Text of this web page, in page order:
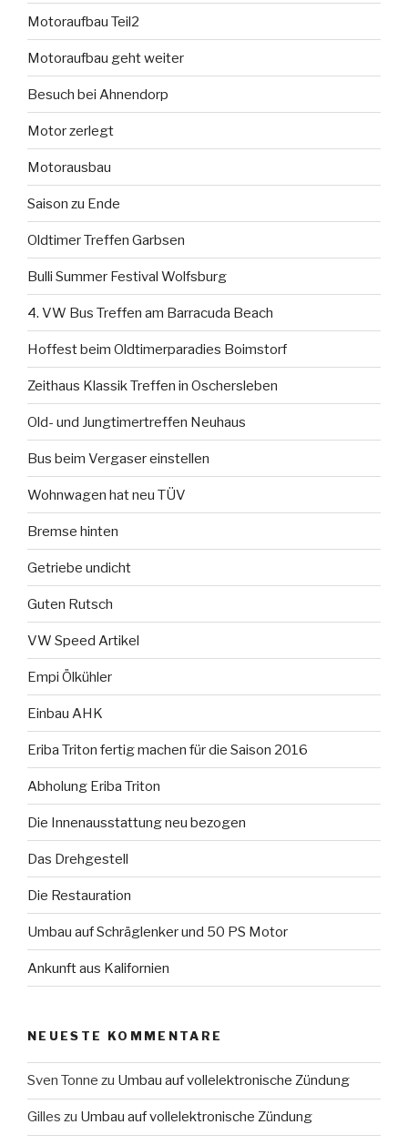
Motoraufbau Teil2
Motoraufbau geht weiter
Besuch bei Ahnendorp
Motor zerlegt
Motorausbau
Saison zu Ende
Oldtimer Treffen Garbsen
Bulli Summer Festival Wolfsburg
4. VW Bus Treffen am Barracuda Beach
Hoffest beim Oldtimerparadies Boimstorf
Zeithaus Klassik Treffen in Oschersleben
Old- und Jungtimertreffen Neuhaus
Bus beim Vergaser einstellen
Wohnwagen hat neu TÜV
Bremse hinten
Getriebe undicht
Guten Rutsch
VW Speed Artikel
Empi Ölkühler
Einbau AHK
Eriba Triton fertig machen für die Saison 2016
Abholung Eriba Triton
Die Innenausstattung neu bezogen
Das Drehgestell
Die Restauration
Umbau auf Schräglenker und 50 PS Motor
Ankunft aus Kalifornien
NEUESTE KOMMENTARE
Sven Tonne zu Umbau auf vollelektronische Zündung
Gilles zu Umbau auf vollelektronische Zündung